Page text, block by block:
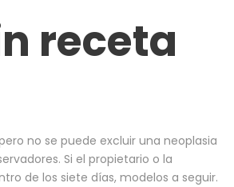
receta
no se puede excluir una neoplasia
Si el propietario o la
de los siete días, modelos a seguir.